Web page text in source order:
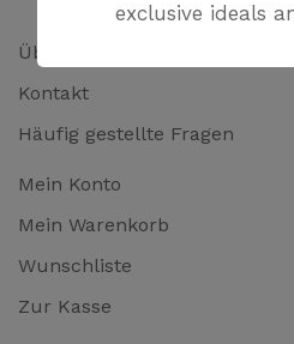
Über uns
Kontakt
Häufig gestellte Fragen
Mein Konto
Mein Warenkorb
Wunschliste
Zur Kasse
exclusive ideals